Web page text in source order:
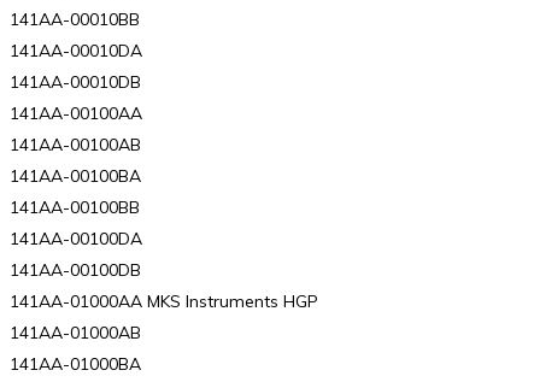
141AA-00010BB
141AA-00010DA
141AA-00010DB
141AA-00100AA
141AA-00100AB
141AA-00100BA
141AA-00100BB
141AA-00100DA
141AA-00100DB
141AA-01000AA MKS Instruments HGP
141AA-01000AB
141AA-01000BA